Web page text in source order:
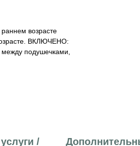
возрасте
ВКЛЮЧЕНО:
между подушечками,
/